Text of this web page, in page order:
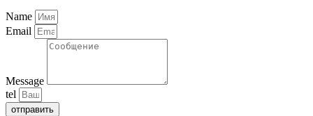
Name
Email
Message
tel
отправить